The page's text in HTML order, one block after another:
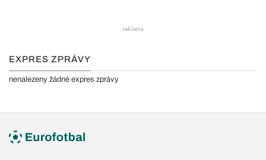
EXPRES ZPRÁVY
nenalezeny žádné expres zprávy